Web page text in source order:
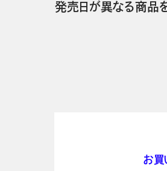
発売日が異なる商品
お買